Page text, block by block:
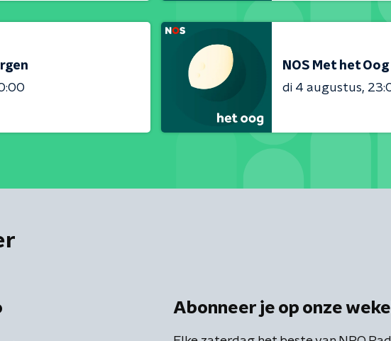
NOS Met het
di 4 augustus
Abonneer je op onze